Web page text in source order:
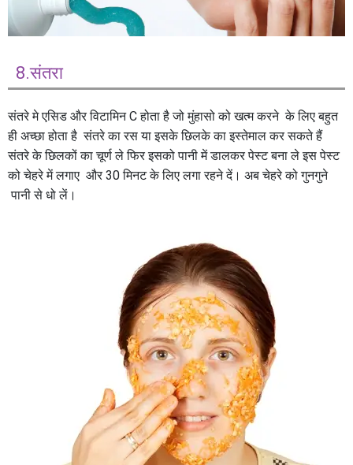
8.संतरा
संतरे मे एसिड और विटामिन C होता है जो मुंहासो को खत्म करने के लिए बहुत
ही अच्छा होता है संतरे का रस या इसके छिलके का इस्तेमाल कर सकते हैं
संतरे के छिलकों का चूर्ण ले फिर इसको पानी में डालकर पेस्ट बना ले इस पेस्ट
को चेहरे में लगाए और 30 मिनट के लिए लगा रहने दें। अब चेहरे को गुनगुने
पानी से धो लें।